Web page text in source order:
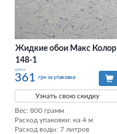
Жидкие обои Макс Колор
148-1
цена
361 грн за упаковка
Узнать свою скидку
Вес: 800 грамм
Расход упаковки: на 4 м
Расход воды: 7 литров